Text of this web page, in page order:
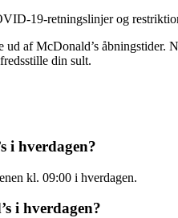
19-retningslinjer og
ud af McDonald’s
din sult.
i hverdagen?
kl. 09:00 i hverdagen.
i hverdagen?